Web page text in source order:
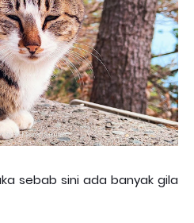
sebab sini ada banyak gila